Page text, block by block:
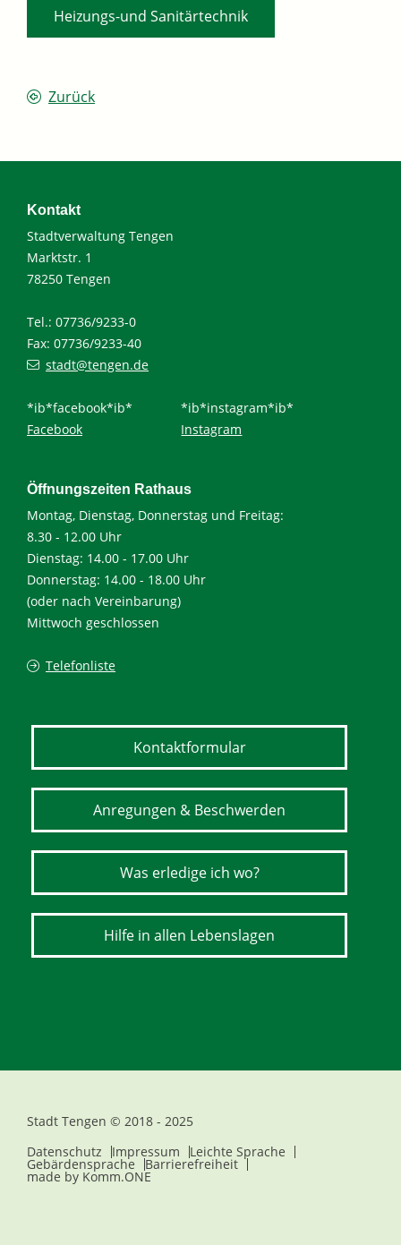
Heizungs-und Sanitärtechnik
Zurück
Kontakt
Stadtverwaltung Tengen
Marktstr. 1
78250 Tengen
Tel.: 07736/9233-0
Fax: 07736/9233-40
stadt@tengen.de
*ib*facebook*ib*
Facebook
*ib*instagram*ib*
Instagram
Öffnungszeiten Rathaus
Montag, Dienstag, Donnerstag und Freitag:
8.30 - 12.00 Uhr
Dienstag: 14.00 - 17.00 Uhr
Donnerstag: 14.00 - 18.00 Uhr
(oder nach Vereinbarung)
Mittwoch geschlossen
Telefonliste
Kontaktformular
Anregungen & Beschwerden
Was erledige ich wo?
Hilfe in allen Lebenslagen
Stadt Tengen © 2018 - 2025
Datenschutz
Impressum Leichte Sprache
Gebärdensprache Barrierefreiheit
made by Komm.ONE